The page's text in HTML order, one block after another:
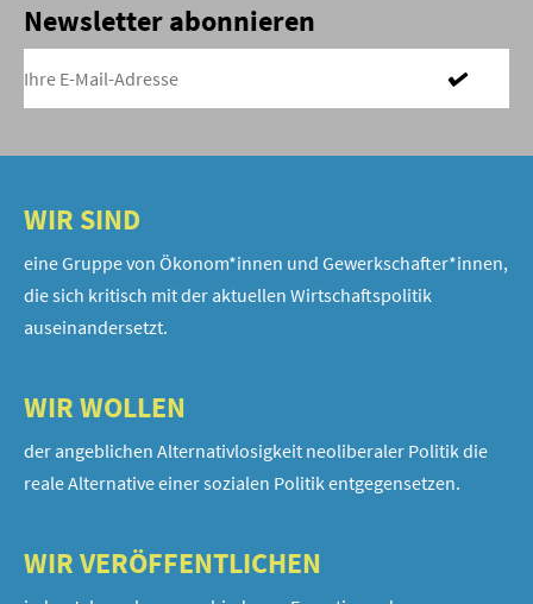
Newsletter abonnieren
WIR SIND
eine Gruppe von Ökonom*innen und Gewerkschafter*innen,
die sich kritisch mit der aktuellen Wirtschaftspolitik
auseinandersetzt.
WIR WOLLEN
der angeblichen Alternativlosigkeit neoliberaler Politik die
reale Alternative einer sozialen Politik entgegensetzen.
WIR VERÖFFENTLICHEN